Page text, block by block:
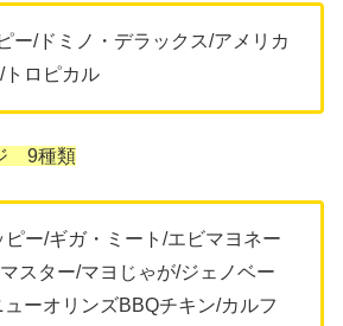
ー/ドミノ・デラックス/アメリカ
トロピカル
9種類
ピー/ギガ・ミート/エビマヨネー
スター/マヨじゃが/ジェノベー
ーオリンズBBQチキン/カルフ